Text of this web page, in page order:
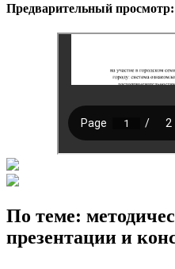
Предварительный просмотр:
По теме:
презентации и